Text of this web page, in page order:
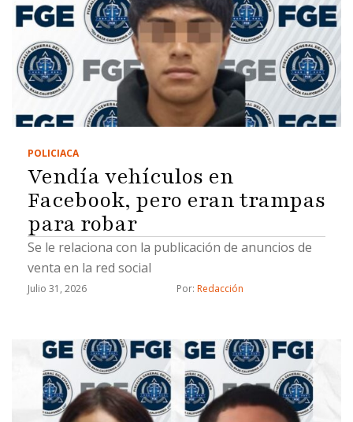
POLICIACA
Vendía vehículos en
Facebook, pero eran trampas
para robar
Se le relaciona con la publicación de anuncios de
venta en la red social
Julio 31, 2026 Por: Redacción